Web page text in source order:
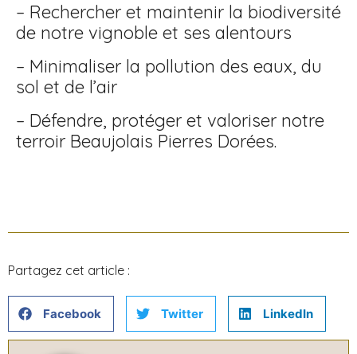
– Rechercher et maintenir la biodiversité
de notre vignoble et ses alentours
– Minimaliser la pollution des eaux, du
sol et de l’air
– Défendre, protéger et valoriser notre
terroir Beaujolais Pierres Dorées.
Partagez cet article :
Facebook Twitter LinkedIn